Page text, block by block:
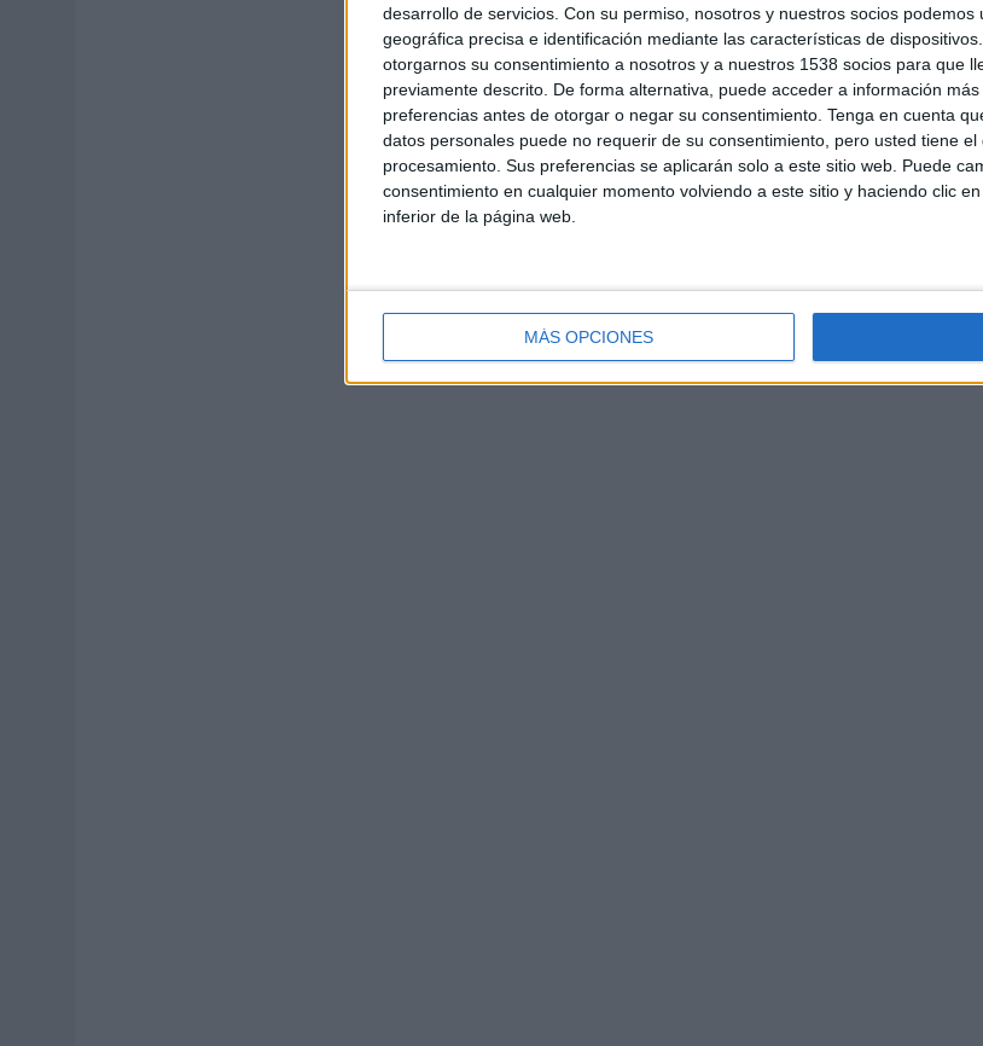
desarrollo de servicios. Con su permiso, nosotros y nuestros socios podemos
geográfica precisa e identificación mediante las características de
otorgarnos su consentimiento a nosotros y a nuestros 1538 socios para que
previamente descrito. De forma alternativa, puede acceder a información
preferencias antes de otorgar o negar su consentimiento. Tenga en cuenta
datos personales puede no requerir de su consentimiento, pero usted tiene
procesamiento. Sus preferencias se aplicarán solo a este sitio web. Puede
consentimiento en cualquier momento volviendo a este sitio y haciendo clic
inferior de la página web.
MÁS OPCIONES